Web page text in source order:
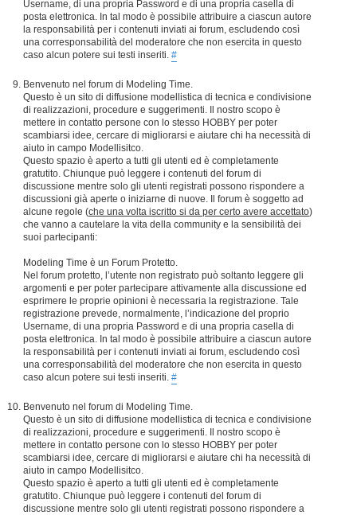
Username, di una propria Password e di una propria casella di
posta elettronica. In tal modo è possibile attribuire a ciascun autore
la responsabilità per i contenuti inviati ai forum, escludendo così
una corresponsabilità del moderatore che non esercita in questo
caso alcun potere sui testi inseriti. #
Benvenuto nel forum di Modeling Time.
Questo è un sito di diffusione modellistica di tecnica e condivisione
di realizzazioni, procedure e suggerimenti. Il nostro scopo è
mettere in contatto persone con lo stesso HOBBY per poter
scambiarsi idee, cercare di migliorarsi e aiutare chi ha necessità di
aiuto in campo Modellisitco.
Questo spazio è aperto a tutti gli utenti ed è completamente
gratutito. Chiunque può leggere i contenuti del forum di
discussione mentre solo gli utenti registrati possono rispondere a
discussioni già aperte o iniziarne di nuove. Il forum è soggetto ad
alcune regole (che una volta iscritto si da per certo avere accettato)
che vanno a cautelare la vita della community e la sensibilità dei
suoi partecipanti:
Modeling Time è un Forum Protetto.
Nel forum protetto, l’utente non registrato può soltanto leggere gli
argomenti e per poter partecipare attivamente alla discussione ed
esprimere le proprie opinioni è necessaria la registrazione. Tale
registrazione prevede, normalmente, l’indicazione del proprio
Username, di una propria Password e di una propria casella di
posta elettronica. In tal modo è possibile attribuire a ciascun autore
la responsabilità per i contenuti inviati ai forum, escludendo così
una corresponsabilità del moderatore che non esercita in questo
caso alcun potere sui testi inseriti. #
Benvenuto nel forum di Modeling Time.
Questo è un sito di diffusione modellistica di tecnica e condivisione
di realizzazioni, procedure e suggerimenti. Il nostro scopo è
mettere in contatto persone con lo stesso HOBBY per poter
scambiarsi idee, cercare di migliorarsi e aiutare chi ha necessità di
aiuto in campo Modellisitco.
Questo spazio è aperto a tutti gli utenti ed è completamente
gratutito. Chiunque può leggere i contenuti del forum di
discussione mentre solo gli utenti registrati possono rispondere a